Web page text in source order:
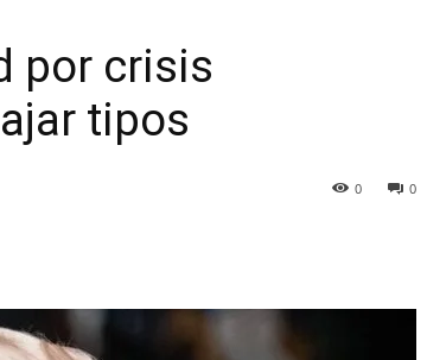
por crisis
tipos
0
0